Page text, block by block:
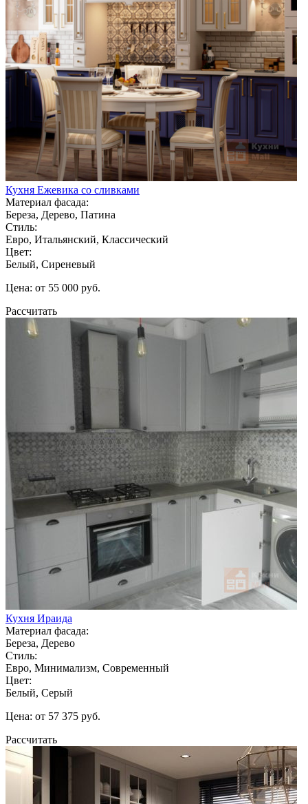
Кухня Ежевика со сливками
Материал фасада:
Береза, Дерево, Патина
Стиль:
Евро, Итальянский, Классический
Цвет:
Белый, Сиреневый
Цена: от 55 000 руб.
Рассчитать
Кухня Ираида
Материал фасада:
Береза, Дерево
Стиль:
Евро, Минимализм, Современный
Цвет:
Белый, Серый
Цена: от 57 375 руб.
Рассчитать